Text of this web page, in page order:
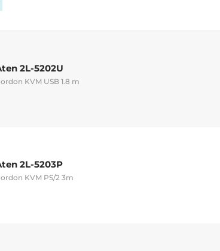
2L-5202U
KVM USB 1.8 m
2L-5203P
KVM PS/2 3m